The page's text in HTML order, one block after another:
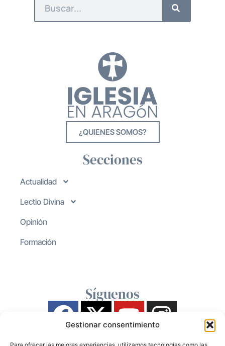
Gestionar consentimiento
¿QUIENES SOMOS?
Secciones
Actualidad
Lectio Divina
Opinión
Formación
Síguenos